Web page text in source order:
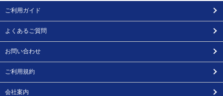
ご利用ガイド
よくあるご質問
お問い合わせ
ご利用規約
会社案内